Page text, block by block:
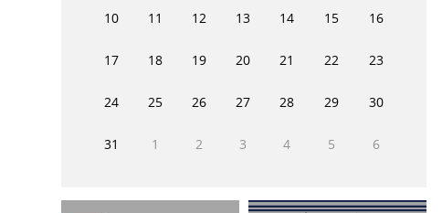
10 11 12 13 14 15 16
17 18 19 20 21 22 23
24 25 26 27 28 29 30
31 1 2 3 4 5 6